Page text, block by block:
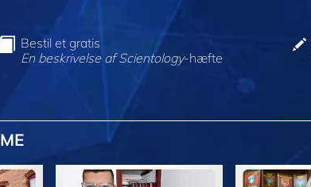
Bestil et gratis
En beskrivelse af Scientology-hæfte